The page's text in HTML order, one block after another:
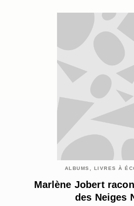
ALBUMS, LIVRES À
Marlène Jobert
des Neiges